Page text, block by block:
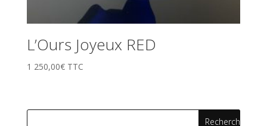
L’Ours Joyeux RED
1 250,00€ TTC